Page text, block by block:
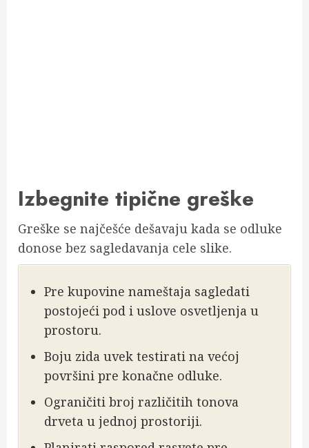
Izbegnite tipične greške
Greške se najčešće dešavaju kada se odluke
donose bez sagledavanja cele slike.
Pre kupovine nameštaja sagledati
postojeći pod i uslove osvetljenja u
prostoru.
Boju zida uvek testirati na većoj
površini pre konačne odluke.
Ograničiti broj različitih tonova
drveta u jednoj prostoriji.